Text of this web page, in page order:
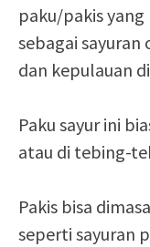
paku/pakis
sebagai sayuran
dan kepulauan
Paku sayur ini
atau di tebing-
Pakis bisa
seperti sayuran